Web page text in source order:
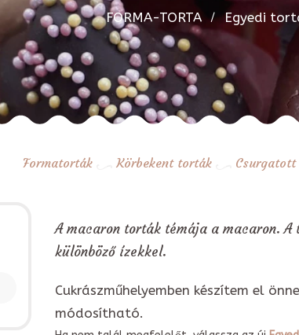
FORMA-TORTA Egyedi
Formatorták Körbekent torták
A macaron torták témája a macaron.
különböző ízekkel.
Cukrászműhelyemben készítem el
módosítható.